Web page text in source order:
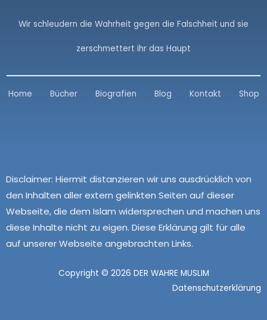
Wir schleudern die Wahrheit gegen die Falschheit und sie
zerschmettert ihr das Haupt
Home Bücher Biografien Blog Kontakt Shop
Disclaimer: Hiermit distanzieren wir uns ausdrücklich von
den Inhalten aller extern gelinkten Seiten auf dieser
Webseite, die dem Islam widersprechen und machen uns
diese Inhalte nicht zu eigen. Diese Erklärung gilt für alle
auf unserer Webseite angebrachten Links.
Copyright © 2026 DER WAHRE MUSLIM
Datenschutzerklärung